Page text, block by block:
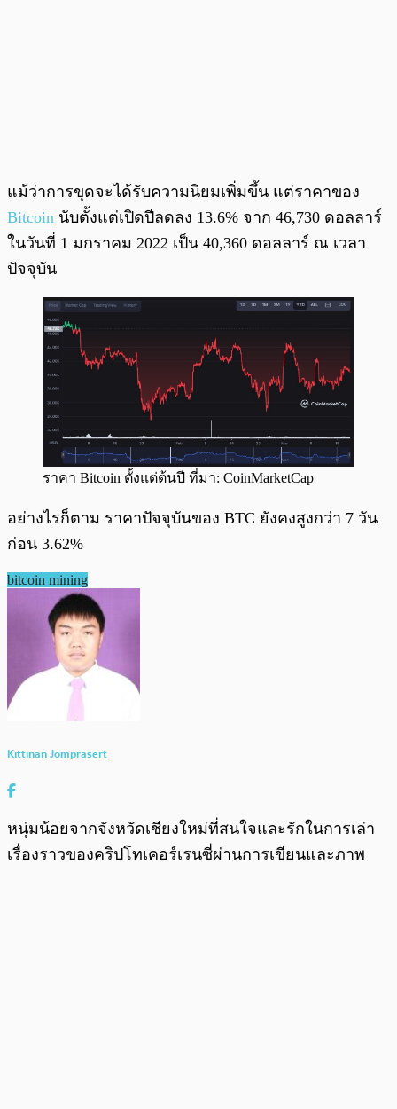
แม้ว่าการขุดจะได้รับความนิยมเพิ่มขึ้น แต่ราคาของ
Bitcoin นับตั้งแต่เปิดปีลดลง 13.6% จาก 46,730 ดอลลาร์
ในวันที่ 1 มกราคม 2022 เป็น 40,360 ดอลลาร์ ณ เวลา
ปัจจุบัน
ราคา Bitcoin ตั้งแต่ต้นปี ที่มา: CoinMarketCap
อย่างไรก็ตาม ราคาปัจจุบันของ BTC ยังคงสูงกว่า 7 วัน
ก่อน 3.62%
bitcoin mining
Kittinan Jomprasert
หนุ่มน้อยจากจังหวัดเชียงใหม่ที่สนใจและรักในการเล่า
เรื่องราวของคริปโทเคอร์เรนซี่ผ่านการเขียนและภาพ